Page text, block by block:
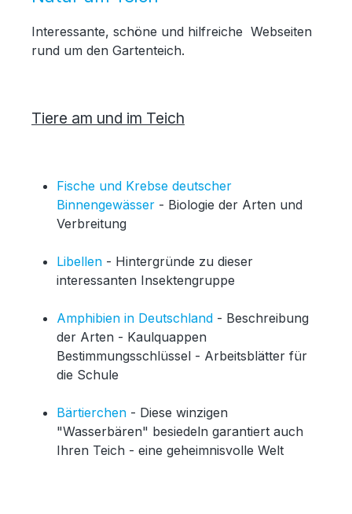
Interessante, schöne und hilfreiche Webseiten
rund um den Gartenteich.
Tiere am und im Teich
Fische und Krebse deutscher
Binnengewässer - Biologie der Arten und
Verbreitung
Libellen - Hintergründe zu dieser
interessanten Insektengruppe
Amphibien in Deutschland - Beschreibung
der Arten - Kaulquappen
Bestimmungsschlüssel - Arbeitsblätter für
die Schule
Bärtierchen - Diese winzigen
"Wasserbären" besiedeln garantiert auch
Ihren Teich - eine geheimnisvolle Welt